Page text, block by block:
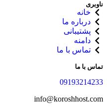
ناوبری
خانه
درباره ما
پشتیبانی
دامنه
تماس با ما
تماس با ما
09193214233
info@koroshhost.com